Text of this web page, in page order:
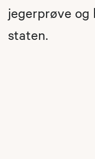
jegerprøve
staten.